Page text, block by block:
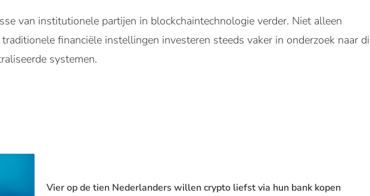
van institutionele partijen in blockchaintechnologie verder. Niet alleen
financiële instellingen investeren steeds vaker in onderzoek naar
systemen.
Vier op de tien Nederlanders willen crypto liefst via hun bank kopen